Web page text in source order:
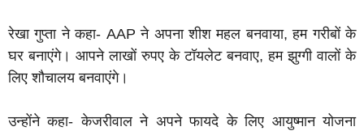
रेखा गुप्ता ने कहा- AAP ने अपना शीश महल बनवाया, हम गरीबों के
घर बनाएंगे। आपने लाखों रुपए के टॉयलेट बनवाए, हम झुग्गी वालों के
लिए शौचालय बनवाएंगे।
उन्होंने कहा- केजरीवाल ने अपने फायदे के लिए आयुष्मान योजना